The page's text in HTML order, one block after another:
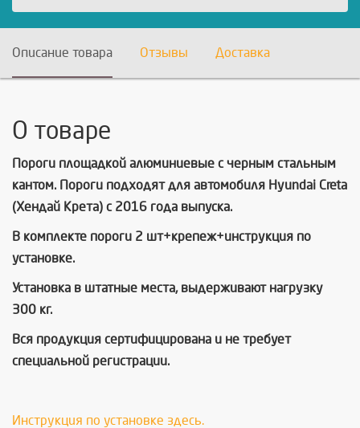
Описание товара Отзывы Доставка
О товаре
Пороги площадкой алюминиевые с черным стальным
кантом. Пороги подходят для автомобиля Hyundai Creta
(Хендай Крета) с 2016 года выпуска.
В комплекте пороги 2 шт+крепеж+инструкция по
установке.
Установка в штатные места, выдерживают нагрузку
300 кг.
Вся продукция сертифицирована и не требует
специальной регистрации.
Инструкция по установке здесь.